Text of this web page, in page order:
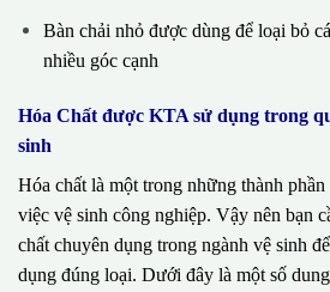
Bàn chải nhỏ được dùng để loại bỏ
nhiều góc cạnh
Hóa Chất được KTA sử dụng trong
sinh
Hóa chất là một trong những thành
việc vệ sinh công nghiệp. Vậy nên bạn
chất chuyên dụng trong ngành vệ sinh
dụng đúng loại. Dưới đây là một số